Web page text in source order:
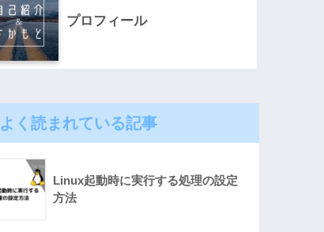
プロフィール
よく読まれている記事
Linux起動時に実行する処理の設定
方法